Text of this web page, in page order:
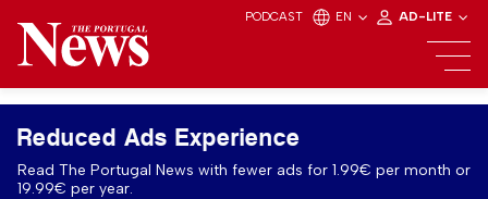
PODCAST EN AD-LITE
Reduced Ads Experience
Read The Portugal News with fewer ads for 1.99€ per month or
19.99€ per year.